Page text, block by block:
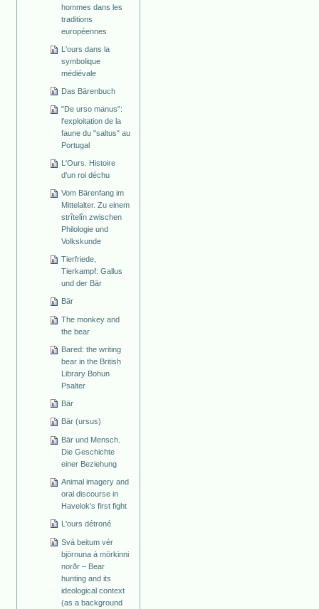
hommes dans les
traditions
européennes
L'ours dans la
symbolique
médiévale
Das Bärenbuch
"De urso manus":
l'exploitation de la
faune du "saltus" au
Portugal
L'Ours. Histoire
d'un roi déchu
Vom Bärenfang im
Mittelalter. Zu einem
strîtelîn zwischen
Philologie und
Volkskunde
Tierfriede,
Tierkampf: Gallus
und der Bär
Bär
The monkey and
the bear
Bared: the writing
bear in the British
Library Bohun
Psalter
Bär
Bär (ursus)
Bär und Mensch.
Die Geschichte
einer Beziehung
Animal imagery and
oral discourse in
Havelok's first fight
L'ours détroné
Svá beitum vér
björnuna á mörkinni
norðr – Bear
hunting and its
ideological context
(as a background